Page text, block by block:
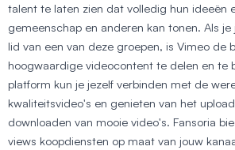
talent te laten zien dat volledig hun ideeën
gemeenschap en anderen kan tonen. Als
lid van een van deze groepen, is Vimeo de
hoogwaardige videocontent te delen en te
platform kun je jezelf verbinden met de
kwaliteitsvideo's en genieten van het
downloaden van mooie video's. Fansoria
views koopdiensten op maat van jouw